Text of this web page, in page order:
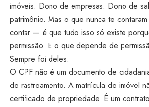
imóveis. Dono de empresas. Dono de
patrimônio. Mas o que nunca te
contar — é que tudo isso só existe
permissão. E o que depende de
Sempre foi deles.
O CPF não é um documento de
de rastreamento. A matrícula de imóvel
certificado de propriedade. É um